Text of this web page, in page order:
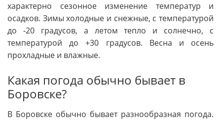
характерно сезонное изменение температур и
осадков. Зимы холодные и снежные, с температурой
до -20 градусов, а летом тепло и солнечно, с
температурой до +30 градусов. Весна и осень
прохладные и влажные.
Какая погода обычно бывает в
Боровске?
В Боровске обычно бывает разнообразная погода.